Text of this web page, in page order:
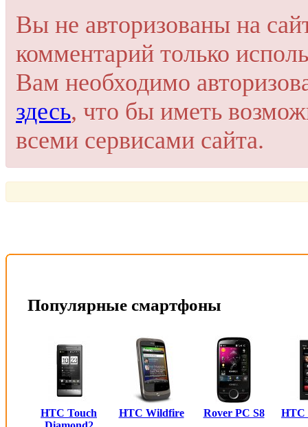
Пройти регистрацию
Или войти через соц. сети
Это очень просто и безопасно!
Вы не авторизованы на
комментарий только
Вам необходимо
здесь, что бы иметь
всеми сервисами сайта.
Популярные смартфоны
HTC Touch
HTC Wildfire Rover PC S8 HTC